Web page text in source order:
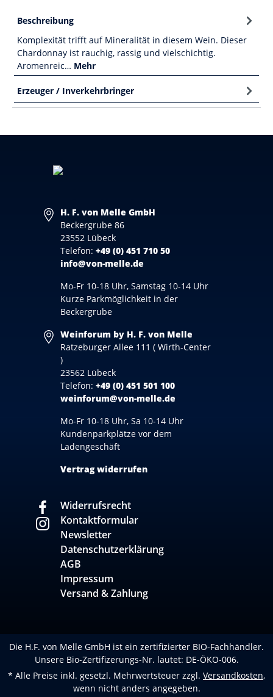
Beschreibung
Komplexität trifft auf Mineralität in diesem Wein. Dieser
Chardonnay ist rauchig, rassig und vielschichtig.
Aromenreic… Mehr
Erzeuger / Inverkehrbringer
H. F. von Melle GmbH
Beckergrube 86
23552 Lübeck
Telefon: +49 (0) 451 710 50
info@von-melle.de
Mo-Fr 10-18 Uhr, Samstag 10-14 Uhr
Kurze Parkmöglichkeit in der
Beckergrube
Weinforum by H. F. von Melle
Ratzeburger Allee 111 ( Wirth-Center
)
23562 Lübeck
Telefon: +49 (0) 451 501 100
weinforum@von-melle.de
Mo-Fr 10-18 Uhr, Sa 10-14 Uhr
Kundenparkplätze vor dem
Ladengeschäft
Vertrag widerrufen
Widerrufsrecht
Kontaktformular
Newsletter
Datenschutzerklärung
AGB
Impressum
Versand & Zahlung
Die H.F. von Melle GmbH ist ein zertifizierter BIO-Fachhändler.
Unsere Bio-Zertifizerungs-Nr. lautet: DE-ÖKO-006.
* Alle Preise inkl. gesetzl. Mehrwertsteuer zzgl. Versandkosten,
wenn nicht anders angegeben.